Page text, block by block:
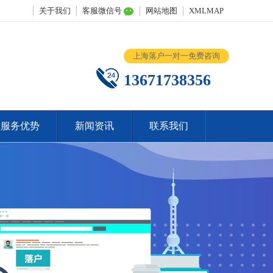
关于我们 客服微信号 网站地图 XMLMAP
上海落户一对一免费咨询
13671738356
服务优势 新闻资讯 联系我们